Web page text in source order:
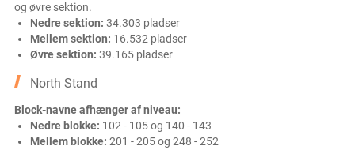
og øvre sektion.
Nedre sektion: 34.303 pladser
Mellem sektion: 16.532 pladser
Øvre sektion: 39.165 pladser
North Stand
Block-navne afhænger af niveau:
Nedre blokke: 102 - 105 og 140 - 143
Mellem blokke: 201 - 205 og 248 - 252